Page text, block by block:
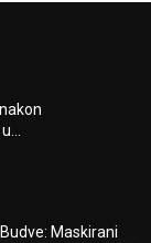
Maskirani